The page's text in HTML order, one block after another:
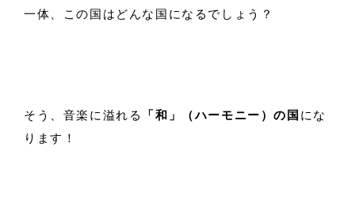
一体、この国はどんな国になるでしょう？
そう、音楽に溢れる 「和」（ハーモニー）の国 にな
ります！